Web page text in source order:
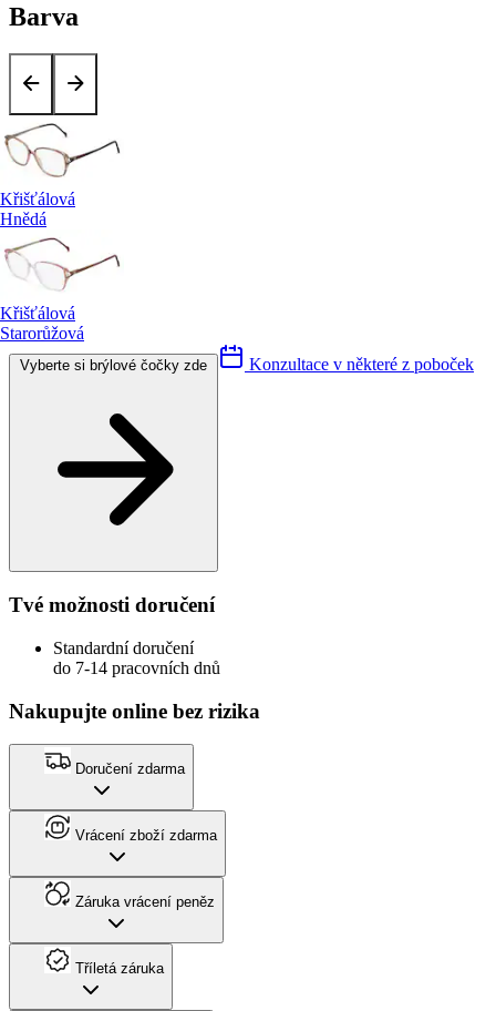
Barva
Křišťálová
Hnědá
Křišťálová
Starorůžová
Konzultace v některé z poboček
Tvé možnosti doručení
Standardní doručení
do 7-14 pracovních dnů
Nakupujte online bez rizika
Doručení zdarma
Vrácení zboží zdarma
Záruka vrácení peněz
Tříletá záruka